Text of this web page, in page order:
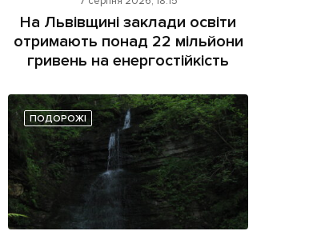
На Львівщині заклади освіти
отримають понад 22 мільйони
гривень на енергостійкість
ПОДОРОЖІ